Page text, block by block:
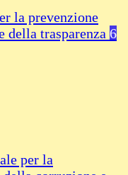
la prevenzione
della trasparenza 6
per la